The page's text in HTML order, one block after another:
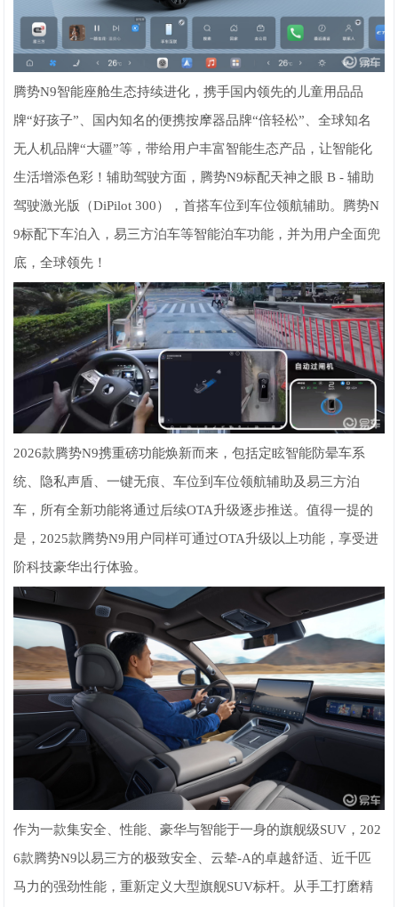
腾势N9智能座舱生态持续进化，携手国内领先的儿童用品品
牌“好孩子”、国内知名的便携按摩器品牌“倍轻松”、全球知名
无人机品牌“大疆”等，带给用户丰富智能生态产品，让智能化
生活增添色彩！辅助驾驶方面，腾势N9标配天神之眼 B - 辅助
驾驶激光版（DiPilot 300），首搭车位到车位领航辅助。腾势N
9标配下车泊入，易三方泊车等智能泊车功能，并为用户全面兜
底，全球领先！
2026款腾势N9携重磅功能焕新而来，包括定眩智能防晕车系
统、隐私声盾、一键无痕、车位到车位领航辅助及易三方泊
车，所有全新功能将通过后续OTA升级逐步推送。值得一提的
是，2025款腾势N9用户同样可通过OTA升级以上功能，享受进
阶科技豪华出行体验。
作为一款集安全、性能、豪华与智能于一身的旗舰级SUV，202
6款腾势N9以易三方的极致安全、云辇-A的卓越舒适、近千匹
马力的强劲性能，重新定义大型旗舰SUV标杆。从手工打磨精